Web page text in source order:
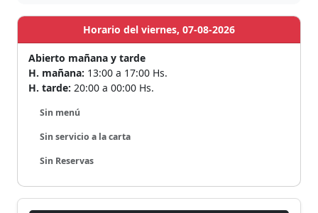
Horario del viernes, 07-08-2026
Abierto mañana y tarde
H. mañana: 13:00 a 17:00 Hs.
H. tarde: 20:00 a 00:00 Hs.
Sin menú
Sin servicio a la carta
Sin Reservas